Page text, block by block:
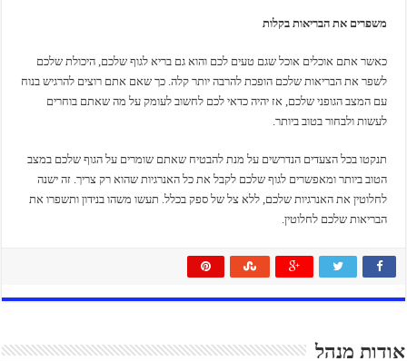
משפרים את הבריאות בקלות
כאשר אתם אוכלים אוכל שגם טעים לכם והוא גם בריא לגוף שלכם, היכולת שלכם
לשפר את הבריאות שלכם הופכת להרבה יותר קלה. כך שאם אתם רוצים להרגיש בנוח
עם המצב הגופני שלכם, אז יהיה כדאי לכם לחשוב לעומק על מה שאתם בוחרים
לעשות ולבחור בטוב ביותר.
תנקטו בכל הצעדים הנדרשים על מנת להבטיח שאתם שומרים על הגוף שלכם במצב
הטוב ביותר ומאפשרים לגוף שלכם לקבל את כל האנרגיות שהוא רק צריך. זה ישנה
לחלוטין את האנרגיות שלכם, ללא צל של ספק בכלל. תעשו משהו בנידון ותשפרו את
הבריאות שלכם לחלוטין.
אודות מנהל